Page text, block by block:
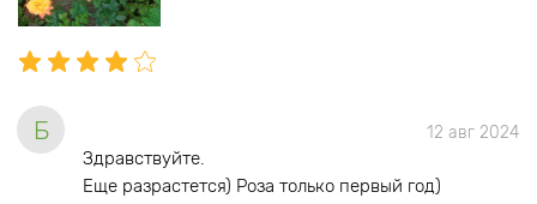
Б 12 авг 2024
Здравствуйте.
Еще разрастется) Роза только первый год)